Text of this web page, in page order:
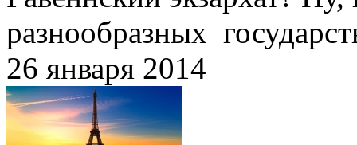
разнообразных
26 января 2014